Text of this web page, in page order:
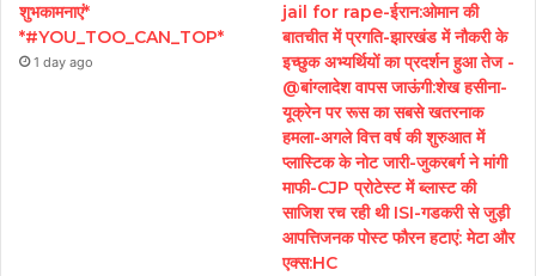
शुभकामनाएं*
*#YOU_TOO_CAN_TOP*
1 day ago
jail for rape-ईरान:ओमान की
बातचीत में प्रगति-झारखंड में नौकरी के
इच्छुक अभ्यर्थियों का प्रदर्शन हुआ तेज -
@बांग्लादेश वापस जाऊंगी:शेख हसीना-
यूक्रेन पर रूस का सबसे खतरनाक
हमला-अगले वित्त वर्ष की शुरुआत में
प्लास्टिक के नोट जारी-जुकरबर्ग ने मांगी
माफी-CJP प्रोटेस्ट में ब्लास्ट की
साजिश रच रही थी ISI-गडकरी से जुड़ी
आपत्तिजनक पोस्ट फौरन हटाएं: मेटा और
एक्स:HC